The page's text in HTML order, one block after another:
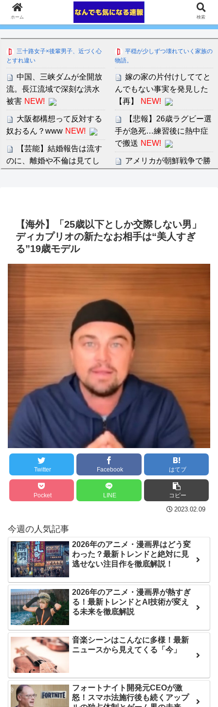
三十路女子×後輩男子、近づく心
とすれ違い
中国、三峡ダムが全開放
流。長江流域で深刻な洪水
被害 NEW!
大阪都構想って反対する
奴おるん？www NEW!
【芸能】結婚報告は流す
のに、離婚や不倫は見てし
の王の野望の為に………
NEW!
日に敗戦。藤川監督「すべ
クレバテスⅡ-魔獣の王と
偽りの勇者伝承- 第4話 感
想：敵を探すよりトアの書
を餌に誘き出す作戦！
【画像】発達障害の子ど
もはこの絵の意味がすぐに
分からないらしい
日本が北朝鮮に辛勝し二
次予選3連勝も、海外ファン
は采配に辛辣「おそろしい
内容の後半」「今日の森保
はチキン」
七ツ森りり ご令嬢と召使
いの禁断の恋…1日だけ許さ
れた夫婦としての時間をひ
たすら愛し合う。
互RSS
平穏が少しずつ壊れていく家族の
物語。
嫁の家の片付けしててと
んでもない事実を発見した
【再】
NEW!
【悲報】26歳ラグビー選
手が急死…練習後に熱中症
で搬送 NEW!
アメリカが朝鮮戦争で勝
8/3まで
【地獄のような聴聞会】
すまん熊本やがコンビニ
に食品も水もない
ディズニーが「大課金時
代」に突入！アトラクショ
ンパスがどれもこれも1500
円の課金チケに
海外「日本よ、お前がナ
ンバーワンだ」 熊本地震直
後の日本の対応のスピード
に世界が衝撃
【第7話予告】水10ドラ
マ『ラムネモンキー』 トレ
ンディなクリスマスイヴ
36歳の彼女と結婚したい
のに、家族が猛反対。家族
び出した… 他
「本気で潰しにきてる」
滝沢秀明の新オーディショ
ンが“まんまジャニーズ”とフ
ァン衝撃
Powered by livedoor 相
互RSS
【海外】「25歳以下としか交際しない男」
ディカプリオの新たなお相手は“美人すぎ
る”19歳モデル
Twitter Facebook はてブ
Pocket LINE コピー
2023.02.09
今週の人気記事
2026年のアニメ・漫画界はどう変
わった？最新トレンドと絶対に見
逃せない注目作を徹底解説！
2026年のアニメ・漫画界が熱すぎ
る！最新トレンドとAI技術が変え
る未来を徹底解説
音楽シーンはこんなに多様！最新
ニュースから見えてくる「今」
フォートナイト開発元CEOが激
怒！スマホ法施行後も続くアップ
ホーム 検索